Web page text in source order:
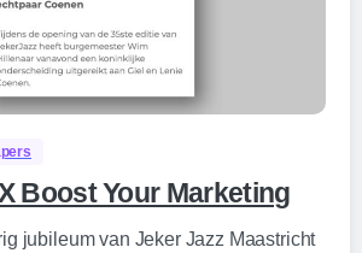
Boost Your Marketing
jubileum van Jeker Jazz Maastricht